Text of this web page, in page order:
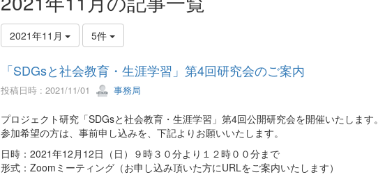
2021年11月 5件
「SDGsと社会教育・生涯学習」第4回研究会のご案内
投稿日時 : 2021/11/01 事務局
プロジェクト研究「SDGsと社会教育・生涯学習」第4回公開研究会を開催いたします。
参加希望の方は、事前申し込みを、下記よりお願いいたします。
日時：2021年12月12日（日）９時３０分より１２時００分まで
形式：Zoomミーティング（お申し込み頂いた方にURLをご案内いたします）